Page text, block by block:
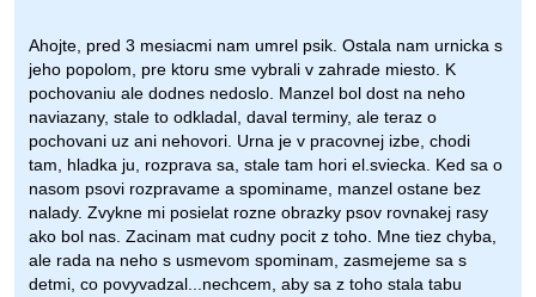
Ahojte, pred 3 mesiacmi nam umrel psik. Ostala nam urnicka s
jeho popolom, pre ktoru sme vybrali v zahrade miesto. K
pochovaniu ale dodnes nedoslo. Manzel bol dost na neho
naviazany, stale to odkladal, daval terminy, ale teraz o
pochovani uz ani nehovori. Urna je v pracovnej izbe, chodi
tam, hladka ju, rozprava sa, stale tam hori el.sviecka. Ked sa o
nasom psovi rozpravame a spominame, manzel ostane bez
nalady. Zvykne mi posielat rozne obrazky psov rovnakej rasy
ako bol nas. Zacinam mat cudny pocit z toho. Mne tiez chyba,
ale rada na neho s usmevom spominam, zasmejeme sa s
detmi, co povyvadzal...nechcem, aby sa z toho stala tabu